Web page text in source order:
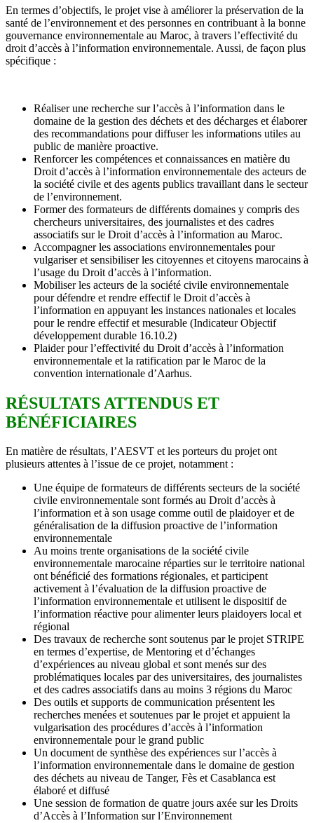
En termes d’objectifs, le projet vise à améliorer la préservation de la
santé de l’environnement et des personnes en contribuant à la bonne
gouvernance environnementale au Maroc, à travers l’effectivité du
droit d’accès à l’information environnementale. Aussi, de façon plus
spécifique :
Réaliser une recherche sur l’accès à l’information dans le
domaine de la gestion des déchets et des décharges et élaborer
des recommandations pour diffuser les informations utiles au
public de manière proactive.
Renforcer les compétences et connaissances en matière du
Droit d’accès à l’information environnementale des acteurs de
la société civile et des agents publics travaillant dans le secteur
de l’environnement.
Former des formateurs de différents domaines y compris des
chercheurs universitaires, des journalistes et des cadres
associatifs sur le Droit d’accès à l’information au Maroc.
Accompagner les associations environnementales pour
vulgariser et sensibiliser les citoyennes et citoyens marocains à
l’usage du Droit d’accès à l’information.
Mobiliser les acteurs de la société civile environnementale
pour défendre et rendre effectif le Droit d’accès à
l’information en appuyant les instances nationales et locales
pour le rendre effectif et mesurable (Indicateur Objectif
développement durable 16.10.2)
Plaider pour l’effectivité du Droit d’accès à l’information
environnementale et la ratification par le Maroc de la
convention internationale d’Aarhus.
RÉSULTATS ATTENDUS ET
BÉNÉFICIAIRES
En matière de résultats, l’AESVT et les porteurs du projet ont
plusieurs attentes à l’issue de ce projet, notamment :
Une équipe de formateurs de différents secteurs de la société
civile environnementale sont formés au Droit d’accès à
l’information et à son usage comme outil de plaidoyer et de
généralisation de la diffusion proactive de l’information
environnementale
Au moins trente organisations de la société civile
environnementale marocaine réparties sur le territoire national
ont bénéficié des formations régionales, et participent
activement à l’évaluation de la diffusion proactive de
l’information environnementale et utilisent le dispositif de
l’information réactive pour alimenter leurs plaidoyers local et
régional
Des travaux de recherche sont soutenus par le projet STRIPE
en termes d’expertise, de Mentoring et d’échanges
d’expériences au niveau global et sont menés sur des
problématiques locales par des universitaires, des journalistes
et des cadres associatifs dans au moins 3 régions du Maroc
Des outils et supports de communication présentent les
recherches menées et soutenues par le projet et appuient la
vulgarisation des procédures d’accès à l’information
environnementale pour le grand public
Un document de synthèse des expériences sur l’accès à
l’information environnementale dans le domaine de gestion
des déchets au niveau de Tanger, Fès et Casablanca est
élaboré et diffusé
Une session de formation de quatre jours axée sur les Droits
d’Accès à l’Information sur l’Environnement